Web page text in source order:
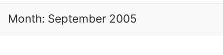
Month: September 2005